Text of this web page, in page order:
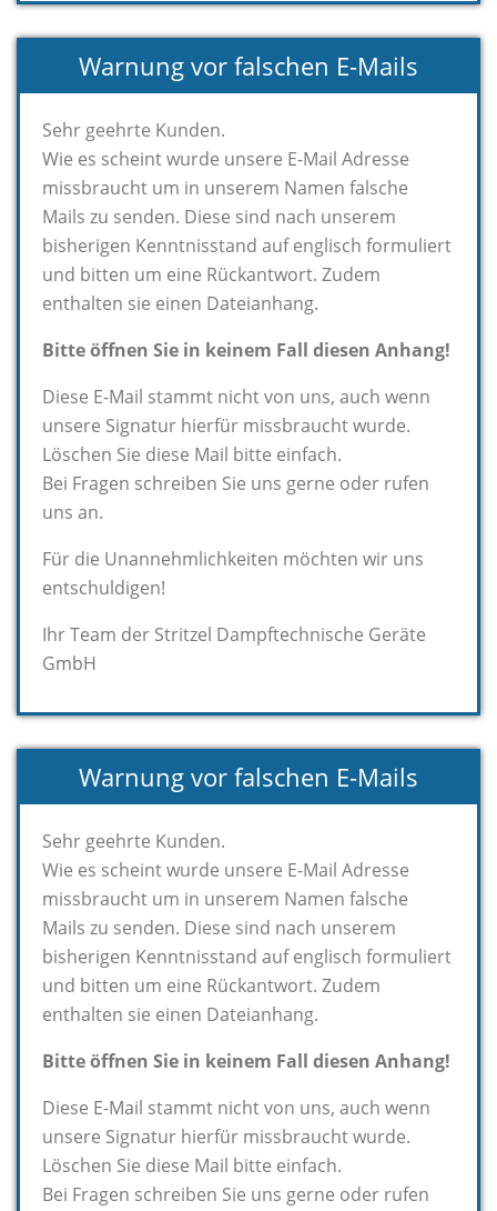
Warnung vor falschen E-Mails
Sehr geehrte Kunden.
Wie es scheint wurde unsere E-Mail Adresse
missbraucht um in unserem Namen falsche
Mails zu senden. Diese sind nach unserem
bisherigen Kenntnisstand auf englisch formuliert
und bitten um eine Rückantwort. Zudem
enthalten sie einen Dateianhang.
Bitte öffnen Sie in keinem Fall diesen Anhang!
Diese E-Mail stammt nicht von uns, auch wenn
unsere Signatur hierfür missbraucht wurde.
Löschen Sie diese Mail bitte einfach.
Bei Fragen schreiben Sie uns gerne oder rufen
uns an.
Für die Unannehmlichkeiten möchten wir uns
entschuldigen!
Ihr Team der Stritzel Dampftechnische Geräte
GmbH
Warnung vor falschen E-Mails
Sehr geehrte Kunden.
Wie es scheint wurde unsere E-Mail Adresse
missbraucht um in unserem Namen falsche
Mails zu senden. Diese sind nach unserem
bisherigen Kenntnisstand auf englisch formuliert
und bitten um eine Rückantwort. Zudem
enthalten sie einen Dateianhang.
Bitte öffnen Sie in keinem Fall diesen Anhang!
Diese E-Mail stammt nicht von uns, auch wenn
unsere Signatur hierfür missbraucht wurde.
Löschen Sie diese Mail bitte einfach.
Bei Fragen schreiben Sie uns gerne oder rufen